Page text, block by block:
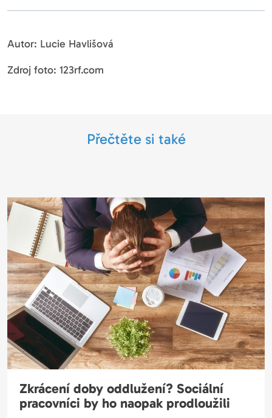
Autor: Lucie Havlišová
Zdroj foto: 123rf.com
Přečtěte si také
Zkrácení doby oddlužení? Sociální
pracovníci by ho naopak prodloužili